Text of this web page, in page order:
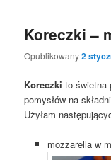
Koreczki –
Opublikowany2
Koreczki to
pomysłów na
Użyłam
mozzarella w